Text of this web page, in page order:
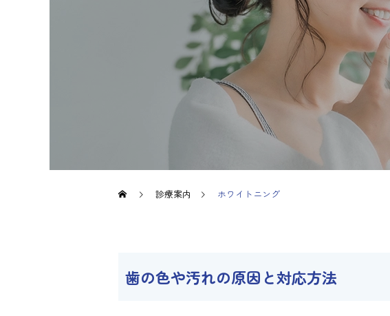
診療案内 ホワイトニング
歯の色や汚れの原因と対応方法